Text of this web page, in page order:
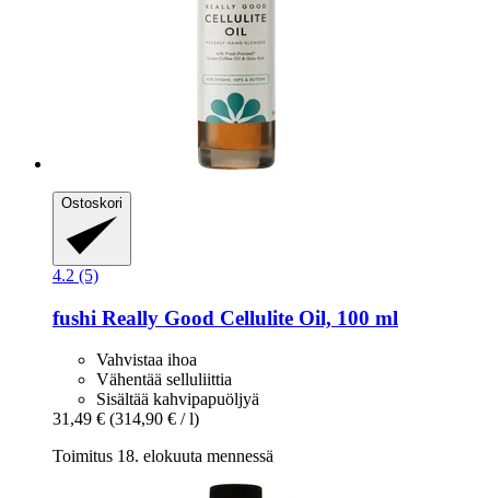
Ostoskori
4.2 (5)
fushi Really Good Cellulite Oil, 100 ml
Vahvistaa ihoa
Vähentää selluliittia
Sisältää kahvipapuöljyä
31,49 € (314,90 € / l)
Toimitus 18. elokuuta mennessä